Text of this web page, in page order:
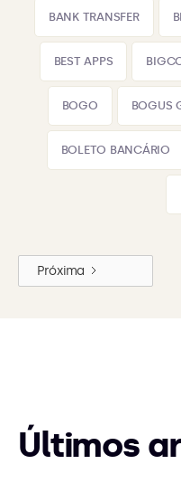
BANK TRANSFER
BEST APPS
BOGO BOGUS
BOLETO BANCÁRIO
Próxima
Últimos